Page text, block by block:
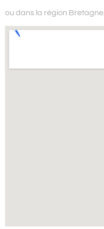
ou dans la région Bretagne,